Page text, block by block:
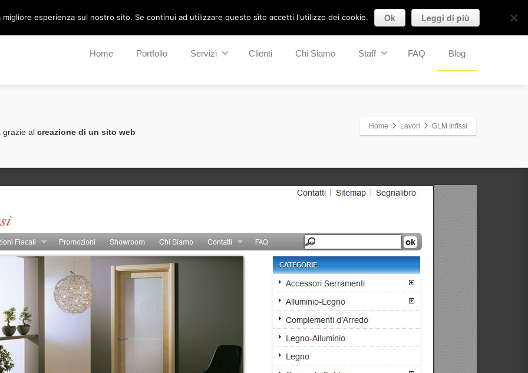
Home Portfolio Servizi Clienti Chi Siamo Staff FAQ Blog
grazie al creazione di un sito web
Home Lavori GLM Infissi
esperienza sul nostro sito. Se continui ad utilizzare questo sito accetti l'utilizzo dei cookie. Ok Leggi di più